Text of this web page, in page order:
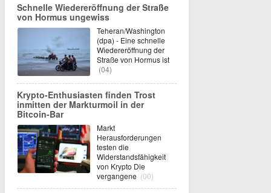
Schnelle Wiedereröffnung der Straße
von Hormus ungewiss
Teheran/Washington
(dpa) - Eine schnelle
Wiedereröffnung der
Straße von Hormus ist
(04)
Krypto-Enthusiasten finden Trost
inmitten der Markturmoil in der
Bitcoin-Bar
Markt
Herausforderungen
testen die
Widerstandsfähigkeit
von Krypto Die
vergangene (00)